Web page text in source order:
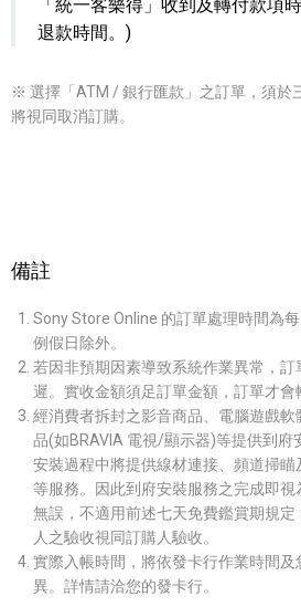
「統一客樂得」收到及轉付款項
退款時間。)
※ 選擇「ATM / 銀行匯款」之訂單，須於
將視同取消訂購。
備註
Sony Store Online 的訂單處理時間為
例假日除外。
若因非預期因素導致系統作業異常，
遲。實收金額須足訂單金額，訂單才會
經消費者拆封之影音商品、電腦遊戲
品(如BRAVIA 電視/顯示器)等提供到府
安裝過程中將提供線材連接、頻道掃
等服務。因此到府安裝服務之完成即
無誤，不適用前述七天免費鑑賞期規
人之驗收視同訂購人驗收。
實際入帳時間，將依發卡行作業時間
異。詳情請洽您的發卡行。